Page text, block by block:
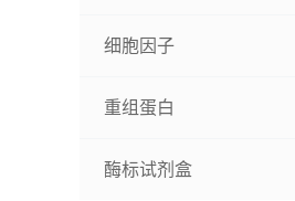
细胞因子
重组蛋白
酶标试剂盒